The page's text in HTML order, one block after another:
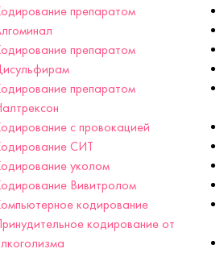
препаратом
препаратом
препаратом
с провокацией
СИТ
уколом
Вивитролом
кодирование
кодирование от